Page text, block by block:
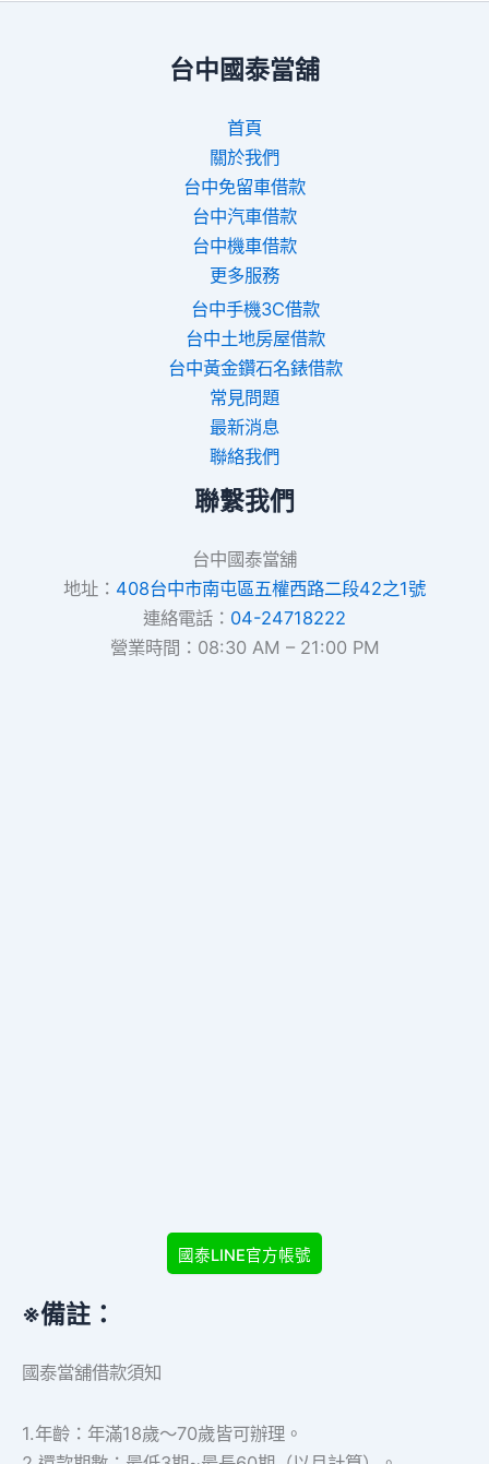
台中國泰當舖
首頁
關於我們
台中免留車借款
台中汽車借款
台中機車借款
更多服務
台中手機3C借款
台中土地房屋借款
台中黃金鑽石名錶借款
常見問題
最新消息
聯絡我們
聯繫我們
台中國泰當舖
地址： 408台中市南屯區五權西路二段42之1號
連絡電話： 04-24718222
營業時間：08:30 AM – 21:00 PM
國泰LINE官方帳號
※備註：
國泰當舖借款須知
1.年齡：年滿18歲～70歲皆可辦理。